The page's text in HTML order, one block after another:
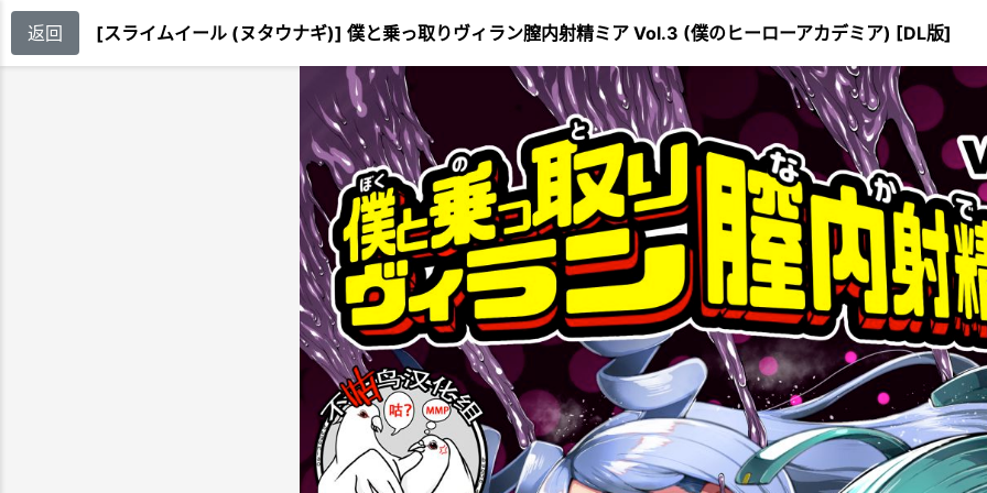
返回 [スライムイール (ヌタウナギ)] 僕と乗っ取りヴィラン膣内射精ミア Vol.3 (僕のヒーローアカデミア) [DL版]